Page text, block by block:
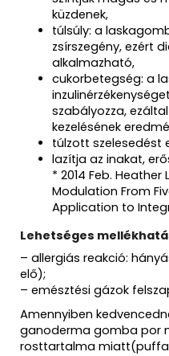
küzdenek,
túlsúly: a
zsírszegény, ezért
alkalmazható,
cukorbetegség: a
szabályozza,
kezelésének
túlzott szelesedést
lazítja az inakat,
* 2014 Feb. Heather
Modulation From
Application to
Lehetséges
– allergiás reakció:
elő);
– emésztési gázok
Amennyiben
ganoderma gomba por
rosttartalma